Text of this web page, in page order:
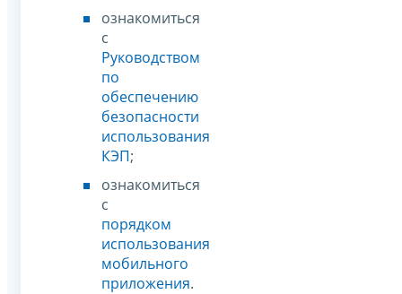
ознакомиться
с
Руководством
по
обеспечению
безопасности
использования
КЭП;
ознакомиться
с
порядком
использования
мобильного
приложения.